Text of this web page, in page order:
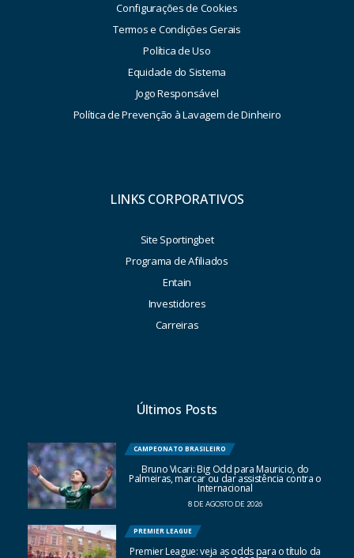
Configurações de Cookies
Termos e Condições Gerais
Política de Uso
Equidade do Sistema
Jogo Responsável
Política de Prevenção à Lavagem de Dinheiro
LINKS CORPORATIVOS
Site Sportingbet
Programa de Afiliados
Entain
Investidores
Carreiras
Últimos Posts
CAMPEONATO BRASILEIRO
Bruno Vicari: Big Odd para Mauricio, do
Palmeiras, marcar ou dar assistência contra o
Internacional
8 DE AGOSTO DE 2026
PREMIER LEAGUE
Premier League: veja as odds para o título da